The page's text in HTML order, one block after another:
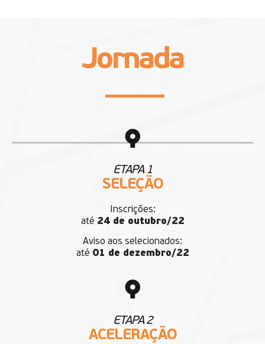
Jornada
ETAPA 1
SELEÇÃO
Inscrições:
até 24 de outubro/22
Aviso aos selecionados:
até 01 de dezembro/22
ETAPA 2
ACELERAÇÃO